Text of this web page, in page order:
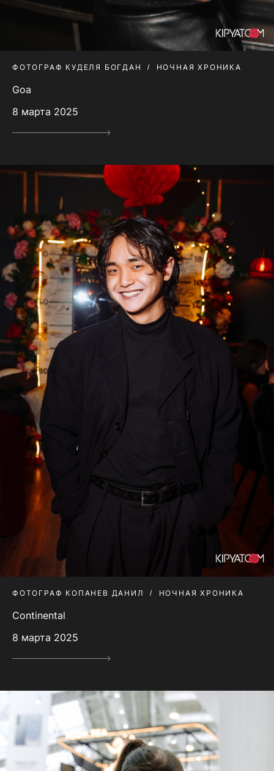
ФОТОГРАФ КУДЕЛЯ БОГДАН НОЧНАЯ ХРОНИКА
Goa
8 марта 2025
ФОТОГРАФ КОПАНЕВ ДАНИЛ НОЧНАЯ ХРОНИКА
Continental
8 марта 2025